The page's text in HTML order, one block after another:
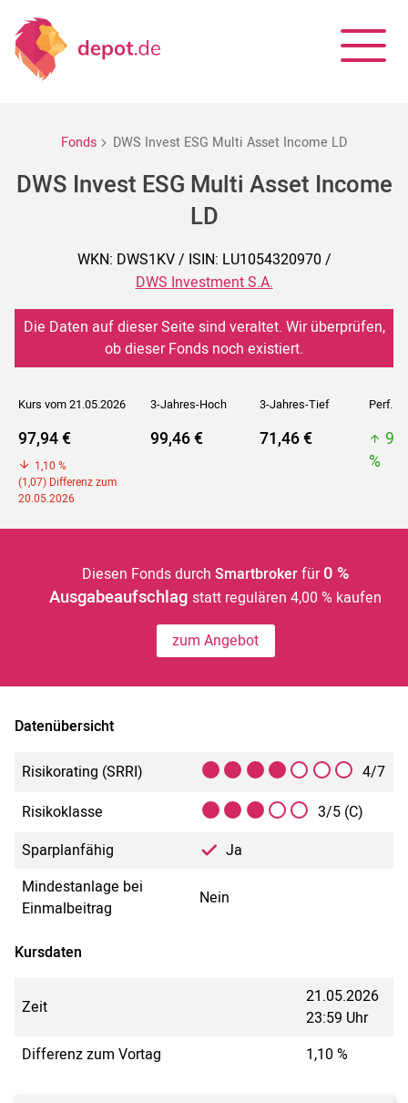
Fonds DWS Invest ESG Multi Asset Income LD
DWS Invest ESG Multi Asset Income
LD
WKN: DWS1KV / ISIN: LU1054320970 /
DWS Investment S.A.
Die Daten auf dieser Seite sind veraltet. Wir überprüfen,
ob dieser Fonds noch existiert.
Kurs vom 21.05.2026 3-Jahres-Hoch 3-Jahres-Tief Perf. 5J
97,94 €
1,10 %
(1,07) Differenz zum
20.05.2026
99,46 € 71,46 €
%
Diesen Fonds durch Smartbrokerfür 0 %
Ausgabeaufschlagstatt regulären 4,00 % kaufen
zum Angebot
Datenübersicht
Risikorating (SRRI)
4/7
Risikoklasse
3/5 (C)
Sparplanfähig
Ja
Mindestanlage bei
Einmalbeitrag
Nein
Kursdaten
Zeit
21.05.2026
23:59 Uhr
Differenz zum Vortag
1,10 %